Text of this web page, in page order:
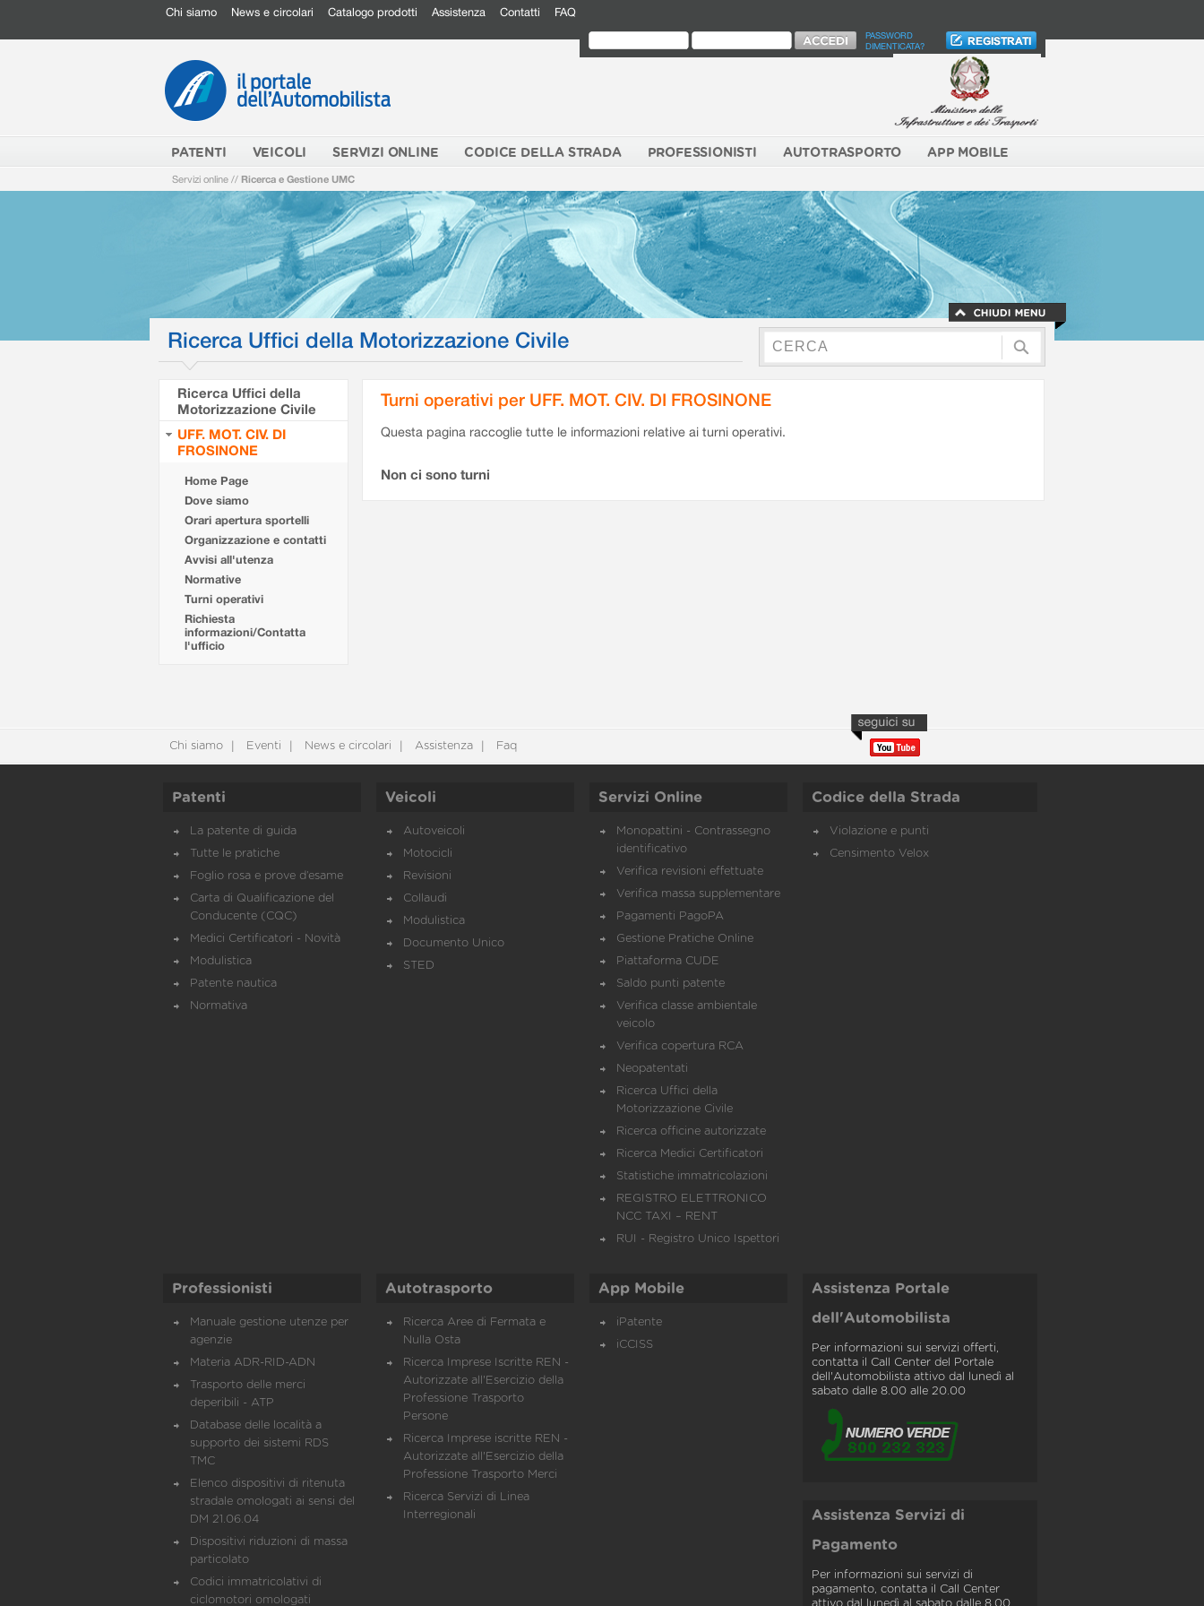
Chi siamo News e circolari Catalogo prodotti Assistenza Contatti FAQ
PASSWORD
DIMENTICATA?
PATENTI VEICOLI SERVIZI ONLINE CODICE DELLA STRADA PROFESSIONISTI AUTOTRASPORTO APP MOBILE
Servizi online // Ricerca e Gestione UMC
Ricerca Uffici della Motorizzazione Civile
Ricerca Uffici della
Motorizzazione Civile
UFF. MOT. CIV. DI
FROSINONE
Home Page
Dove siamo
Orari apertura sportelli
Organizzazione e contatti
Avvisi all'utenza
Normative
Turni operativi
Richiesta
informazioni/Contatta
l'ufficio
Turni operativi per UFF. MOT. CIV. DI FROSINONE
Questa pagina raccoglie tutte le informazioni relative ai turni operativi.
Non ci sono turni
Chi siamo Eventi News e circolari Assistenza Faq
Patenti
La patente di guida
Tutte le pratiche
Foglio rosa e prove d’esame
Carta di Qualificazione del
Conducente (CQC)
Medici Certificatori - Novità
Modulistica
Patente nautica
Normativa
Veicoli
Autoveicoli
Motocicli
Revisioni
Collaudi
Modulistica
Documento Unico
STED
Servizi Online
Monopattini - Contrassegno
identificativo
Verifica revisioni effettuate
Verifica massa supplementare
Pagamenti PagoPA
Gestione Pratiche Online
Piattaforma CUDE
Saldo punti patente
Verifica classe ambientale
veicolo
Verifica copertura RCA
Neopatentati
Ricerca Uffici della
Motorizzazione Civile
Ricerca officine autorizzate
Ricerca Medici Certificatori
Statistiche immatricolazioni
REGISTRO ELETTRONICO
NCC TAXI – RENT
RUI - Registro Unico Ispettori
Codice della Strada
Violazione e punti
Censimento Velox
Professionisti
Manuale gestione utenze per
agenzie
Materia ADR-RID-ADN
Trasporto delle merci
deperibili - ATP
Database delle località a
supporto dei sistemi RDS
TMC
Elenco dispositivi di ritenuta
stradale omologati ai sensi del
DM 21.06.04
Dispositivi riduzioni di massa
particolato
Codici immatricolativi di
ciclomotori omologati
Autotrasporto
Ricerca Aree di Fermata e
Nulla Osta
Ricerca Imprese Iscritte REN -
Autorizzate all'Esercizio della
Professione Trasporto
Persone
Ricerca Imprese iscritte REN -
Autorizzate all'Esercizio della
Professione Trasporto Merci
Ricerca Servizi di Linea
Interregionali
App Mobile
iPatente
iCCISS
Assistenza Portale
dell'Automobilista
Per informazioni sui servizi offerti,
contatta il Call Center del Portale
dell'Automobilista attivo dal lunedì al
sabato dalle 8.00 alle 20.00
Assistenza Servizi di
Pagamento
Per informazioni sui servizi di
pagamento, contatta il Call Center